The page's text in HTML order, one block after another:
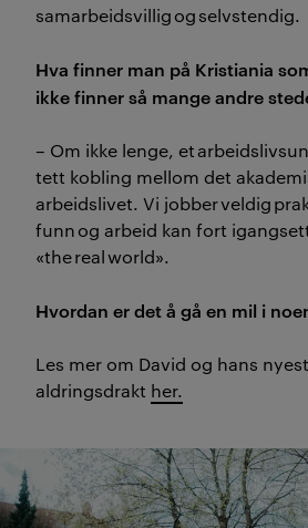
samarbeidsvillig og selvstendig.
Hva finner man på Kristiania
ikke finner så mange andre
– Om ikke lenge, et
tett kobling mellom det
arbeidslivet. Vi jobber veldig
funn og arbeid kan fort
«the real world».
Hvordan er det å gå en mil i
Les mer om David og hans
aldringsdrakt her.